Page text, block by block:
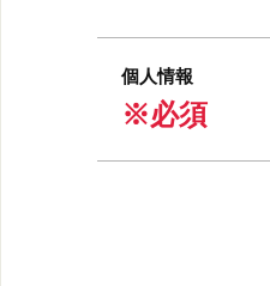
個人情報
※必須